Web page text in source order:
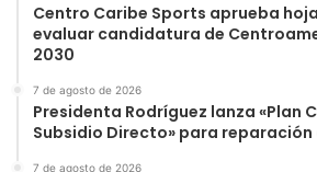
Centro Caribe Sports aprueba
evaluar candidatura de
2030
7 de agosto de 2026
Presidenta Rodríguez lanza «Plan
Subsidio Directo» para reparación
7 de agosto de 2026